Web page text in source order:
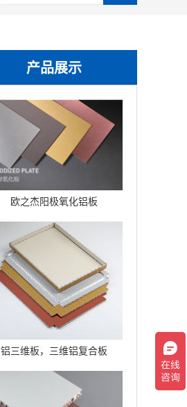
产品展示
欧之杰阳极氧化铝板
铝三维板，三维铝复合板